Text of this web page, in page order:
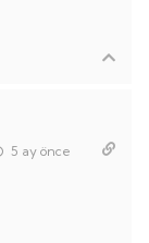
5 ay önce